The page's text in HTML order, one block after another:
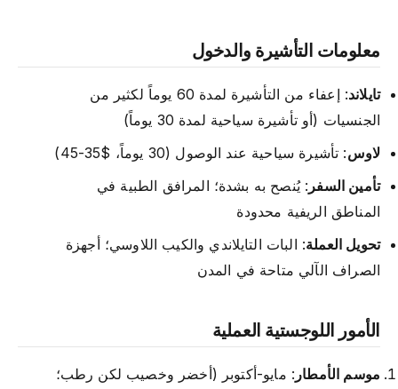
معلومات التأشيرة والدخول
تايلاند
: إعفاء من التأشيرة لمدة 60 يوماً لكثير من
الجنسيات (أو تأشيرة سياحية لمدة 30 يوماً)
لاوس: تأشيرة سياحية عند الوصول (30 يوماً، $35-45)
تأمين السفر : يُنصح به بشدة؛ المرافق الطبية في
المناطق الريفية محدودة
تحويل العملة: البات التايلاندي والكيب اللاوسي؛ أجهزة
الصراف الآلي متاحة في المدن
الأمور اللوجستية العملية
موسم الأمطار : مايو-أكتوبر (أخضر وخصيب لكن رطب؛